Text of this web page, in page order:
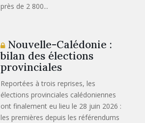
près de 2 800...
Nouvelle-Calédonie :
bilan des élections
provinciales
Reportées à trois reprises, les
élections provinciales calédoniennes
ont finalement eu lieu le 28 juin 2026 :
les premières depuis les référendums